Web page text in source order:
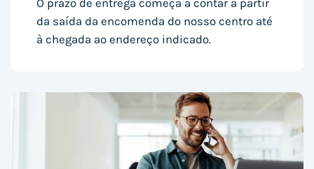
O prazo de entrega começa a contar a partir
da saída da encomenda do nosso centro até
à chegada ao endereço indicado.